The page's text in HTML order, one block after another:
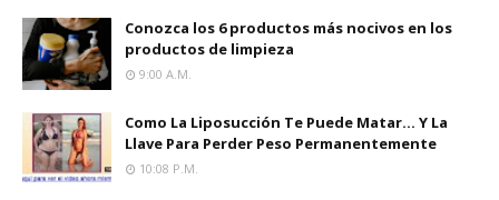
Conozca los 6 productos más nocivos en los
productos de limpieza
9:00 A.m.
Como La Liposucción Te Puede Matar… Y La
Llave Para Perder Peso Permanentemente
10:08 P.m.